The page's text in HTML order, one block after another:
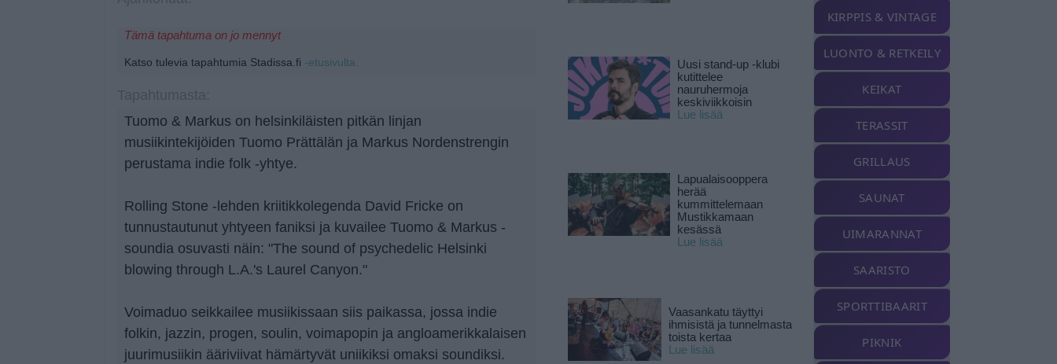
Tämä tapahtuma on jo mennyt
Katso tulevia tapahtumia Stadissa.fi -etusivulta.
Tuomo & Markus on helsinkiläisten pitkän linjan
musiikintekijöiden Tuomo Prättälän ja Markus Nordenstrengin
perustama indie folk -yhtye.
Rolling Stone -lehden kriitikkolegenda David Fricke on
tunnustautunut yhtyeen faniksi ja kuvailee Tuomo & Markus -
soundia osuvasti näin: "The sound of psychedelic Helsinki
blowing through L.A.'s Laurel Canyon."
Voimaduo seikkailee musiikissaan siis paikassa, jossa indie
folkin, jazzin, progen, soulin, voimapopin ja angloamerikkalaisen
juurimusiikin ääriviivat hämärtyvät uniikiksi omaksi soundiksi.
Uusi stand-up -klubi
kutittelee
nauruhermoja
keskiviikkoisin
Lue lisää
Lapualaisooppera
herää
kummittelemaan
Mustikkamaan
kesässä
Lue lisää
Vaasankatu täyttyi
ihmisistä ja tunnelmasta
toista kertaa
Lue lisää
KIRPPIS & VINTAGE
LUONTO & RETKEILY
KEIKAT
TERASSIT
GRILLAUS
SAUNAT
UIMARANNAT
SAARISTO
SPORTTIBAARIT
PIKNIK